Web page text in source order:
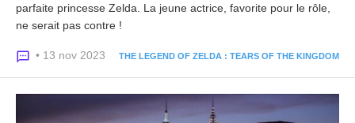
parfaite princesse Zelda. La jeune actrice, favorite pour le rôle,
ne serait pas contre !
• 13 nov 2023 THE LEGEND OF ZELDA : TEARS OF THE KINGDOM